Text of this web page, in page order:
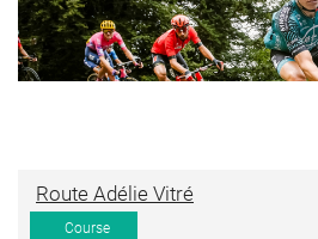
Route Adélie Vitré
Course